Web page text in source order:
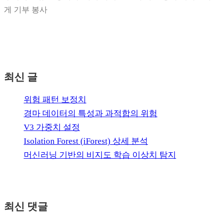
게 기부 봉사
최신 글
위험 패턴 보정치
경마 데이터의 특성과 과적합의 위험
V3 가중치 설정
Isolation Forest (iForest) 상세 분석
머신러닝 기반의 비지도 학습 이상치 탐지
최신 댓글